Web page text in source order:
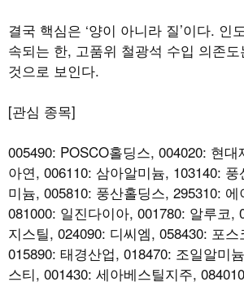
결국 핵심은 ‘양이 아니라 질’이다. 인
속되는 한, 고품위 철광석 수입 의존
것으로 보인다.
[관심 종목]
005490: POSCO홀딩스, 004020: 현대
아연, 006110: 삼아알미늄, 103140:
미늄, 005810: 풍산홀딩스, 295310:
081000: 일진다이아, 001780: 알루코,
지스틸, 024090: 디씨엠, 058430: 포
015890: 태경산업, 018470: 조일알미
스티, 001430: 세아베스틸지주,